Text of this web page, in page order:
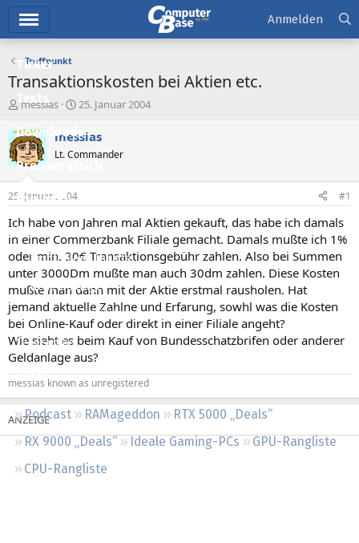
Ticker
Downloads
Preisvergleich
Forum
Aktuelles
Empfohlene Inhalte
Neue Beiträge
Neueste Aktivitäten
Leserartikel
Regeln
Podcast RAMageddon
RTX 5000 „Deals“
RX 9000 „Deals“
Ideale Gaming-PCs
GPU-Rangliste
CPU-Rangliste
Anmelden
Treffpunkt
Transaktionskosten bei Aktien etc.
E
s
t
e
e
r
messias
E
s
e
t
a
m
25. Januar 2004
messias
Lt. Commander
25. Januar 2004 #1
Ich habe von Jahren mal Aktien gekauft, das habe ich damals
in einer Commerzbank Filiale gemacht. Damals mußte ich 1%
oder min. 30€ Transaktionsgebühr zahlen. Also bei Summen
unter 3000Dm mußte man auch 30dm zahlen. Diese Kosten
mußte man dann mit der Aktie erstmal rausholen. Hat
jemand aktuelle Zahlne und Erfarung, sowhl was die Kosten
bei Online-Kauf oder direkt in einer Filiale angeht?
Wie sieht es beim Kauf von Bundesschatzbrifen oder anderer
Geldanlage aus?
messias known as unregistered